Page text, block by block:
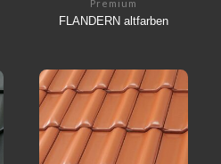
Premium
FLANDERN altfarben